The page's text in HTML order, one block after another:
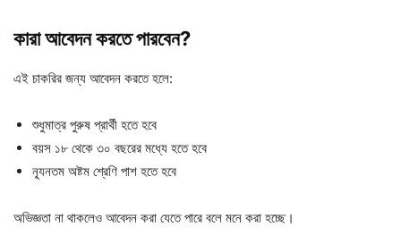
কারাআবেদনকরতেপারবেন?
এই চাকরির জন্য আবেদন করতে হলে:
শুধুমাত্র পুরুষ প্রার্থী হতে হবে
বয়স ১৮ থেকে ৩০ বছরের মধ্যে হতে হবে
ন্যূনতম অষ্টম শ্রেণি পাশ হতে হবে
অভিজ্ঞতা না থাকলেও আবেদন করা যেতে পারে বলে মনে করা হচ্ছে।